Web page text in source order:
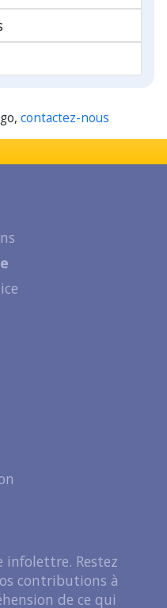
contactez-nous
infolettre. Restez
contributions à
de ce qui